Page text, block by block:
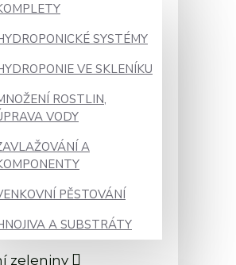
SYSTÉMY
VE SKLENÍKU
ROSTLIN,
VODY
A
PĚSTOVÁNÍ
A SUBSTRÁTY
zeleniny